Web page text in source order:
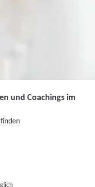
und Coachings im